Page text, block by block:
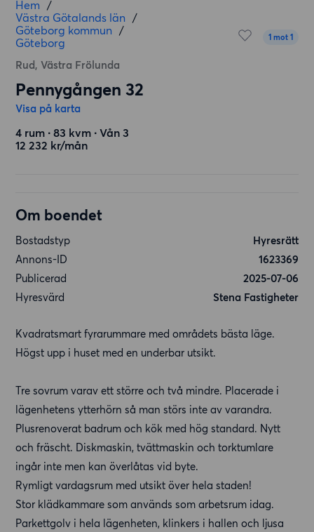
Hem /
Västra Götalands län /
Göteborg kommun /
Göteborg
Rud, Västra Frölunda
1 mot 1
Pennygången 32
Visa på karta
4 rum ∙ 83 kvm ∙ Vån 3
12 232 kr/mån
Om boendet
Bostadstyp
Hyresrätt
Annons-ID
1623369
Publicerad
2025-07-06
Hyresvärd
Stena Fastigheter
Kvadratsmart fyrarummare med områdets bästa läge.
Högst upp i huset med en underbar utsikt.
Tre sovrum varav ett större och två mindre. Placerade i
lägenhetens ytterhörn så man störs inte av varandra.
Plusrenoverat badrum och kök med hög standard. Nytt
och fräscht. Diskmaskin, tvättmaskin och torktumlare
ingår inte men kan överlåtas vid byte.
Rymligt vardagsrum med utsikt över hela staden!
Stor klädkammare som används som arbetsrum idag.
Parkettgolv i hela lägenheten, klinkers i hallen och ljusa